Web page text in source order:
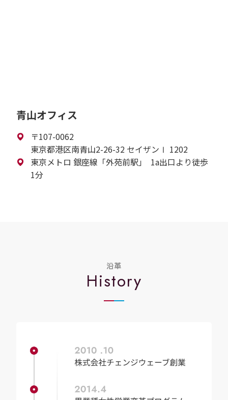
青山オフィス
〒107-0062
東京都港区南青山2-26-32 セイザンⅠ 1202
東京メトロ 銀座線「外苑前駅｣ 1a出口より徒歩
1分
沿革
History